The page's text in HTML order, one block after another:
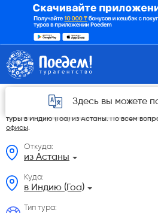
Здесь вы можете
Экскурсионные туры из
На данной странице мы разместили самые
туры в Индию (Гоа) из Астаны. По всем
офисы.
Откуда:
из Астаны
Куда:
в Индию (Гоа)
Тип тура: